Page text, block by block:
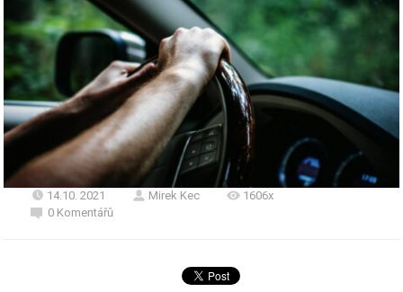
14.10. 2021 Mirek Kec
1606x
0 Komentářů